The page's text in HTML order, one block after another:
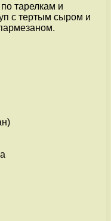
тарелкам и
с тертым сыром и